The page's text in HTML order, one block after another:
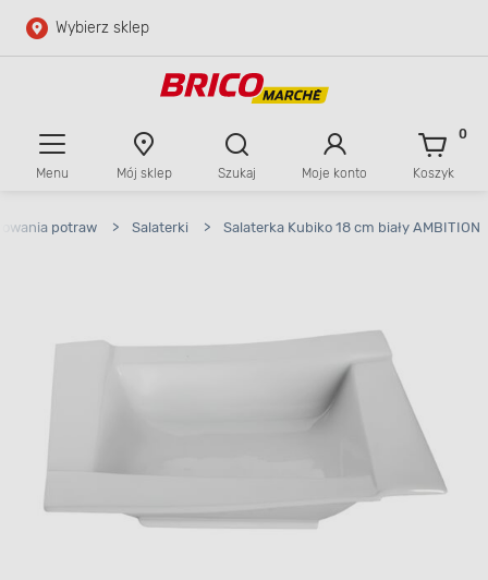
Przejdź do głównej zawartości
Wybierz sklep
Menu Mój sklep Szukaj Moje konto Koszyk
0
potraw > Salaterki > Salaterka Kubiko 18 cm biały AMBITION